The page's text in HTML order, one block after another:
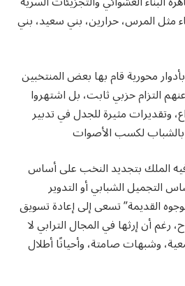
مثل المرس، حرارين، بني سعيد، بني
محورية قام بها بعض المنتخبين
التزام حزبي ثابت، بل اشتهروا
وتقديرات مثيرة للجدل في تدبير
بالشباب لكسب الأصوات
الملك بتجديد النخب على أساس
التجميل الشبابي أو التدوير
القديمة” تسعى إلى إعادة تسويق
رغم أن إرثها في المجال الترابي لا
وشبهات صامتة، وأحيانًا أطلال